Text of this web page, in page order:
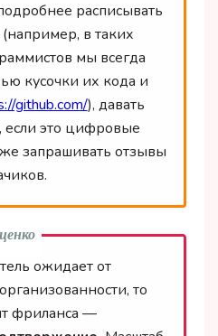
расписывать
в таких
мы всегда
кусочки их кода и
github.com/), давать
если это цифровые
запрашивать отзывы
ожидает от
то
фриланса —